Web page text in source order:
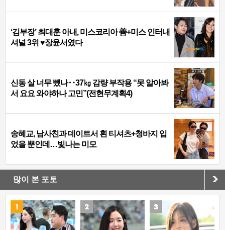
‘김부장’ 최대훈 아내, 미스코리아 善+미스 인터내
셔널 3위 ♥장윤서였다
신동 살 너무 뺐나‥37㎏ 감량 부작용 “못 알아봐
서 요요 와야하나 고민”(전현무계획4)
송혜교, 남사친과 데이트서 흰 티셔츠+청바지 입
었을 뿐인데…빛나는 미모
많이 본 포토